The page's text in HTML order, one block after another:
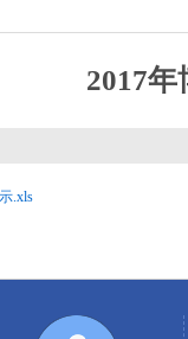
2017
.xls